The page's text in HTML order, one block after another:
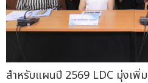
สำหรับแผนปี 2569 LDC มุ่งเพิ่